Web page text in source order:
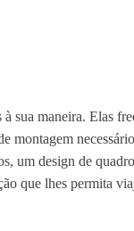
sua maneira. Elas
montagem
um design de
que lhes permita